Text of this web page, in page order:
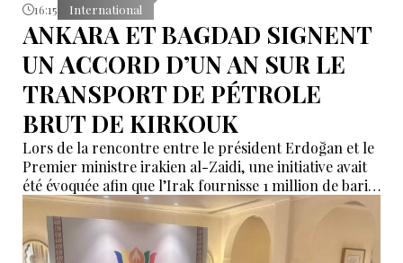
16:15 International
ANKARA ET BAGDAD SIGNENT
UN ACCORD D’UN AN SUR LE
TRANSPORT DE PÉTROLE
BRUT DE KIRKOUK
Lors de la rencontre entre le président Erdoğan et le
Premier ministre irakien al-Zaidi, une initiative avait
été évoquée afin que l’Irak fournisse 1 million de barils
de pétrole brut nécessaires aux raffineries turques.